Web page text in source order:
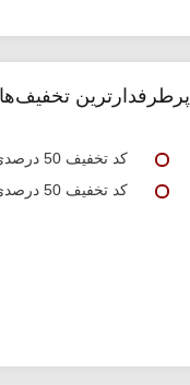
پرطرفدارترین
کد تخفیف 50 درصدی فرانش ویژه اولین خرید
کد تخفیف 50 درصدی فرانش